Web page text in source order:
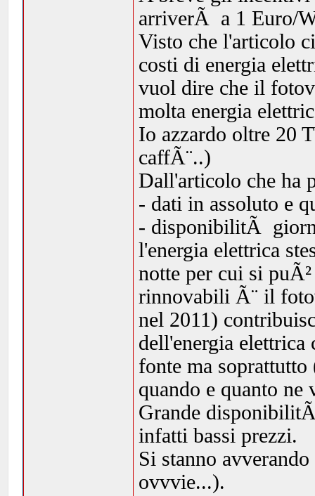
arriverÃ a 1 Euro/
Visto che l'articolo
costi di energia
vuol dire che il
molta energia
Io azzardo oltre 20
caffÃ¨..)
Dall'articolo che ha
- dati in assoluto e
- disponibilitÃ
l'energia elettrica
notte per cui si
rinnovabili Ã¨ il
nel 2011)
dell'energia
fonte ma
quando e quanto ne
Grande
infatti bassi prezzi.
Si stanno
ovvvie...).